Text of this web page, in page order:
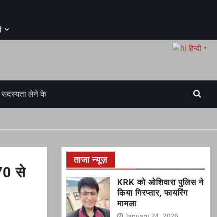
हिन्दी ▼
सदस्यता लेने के
से
ताजा न्यूज़
KRK को ओशिवारा पुलिस ने
किया गिरप्तार, फायरिंग
मामला